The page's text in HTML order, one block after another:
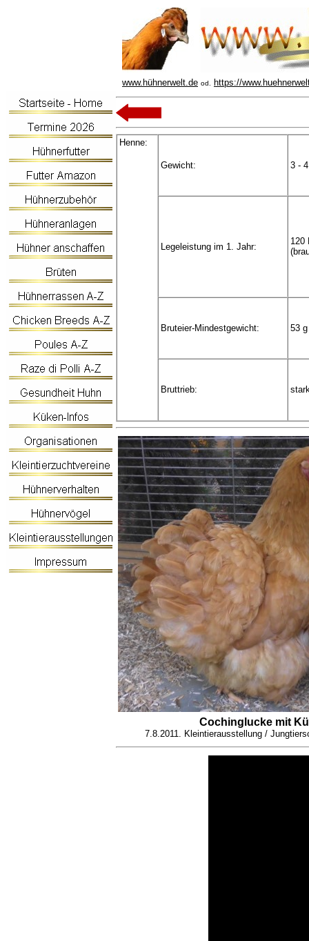
www.hühnerwelt.de od. https://
Henne:
Gewicht: 3 -
Legeleistung im 1. Jahr:
120
Bruteier-Mindestgewicht: 53 g
Bruttrieb:
Cochinglucke mit
7.8.2011. Kleintierausstellung /